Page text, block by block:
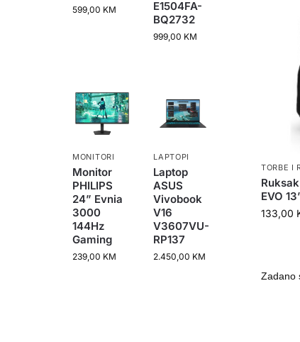
TORBE I
EVO
133,00
599,00 KM
E1504FA-
BQ2732
999,00 KM
MONITORI
Monitor
PHILIPS
24” Evnia
3000
144Hz
Gaming
239,00 KM
LAPTOPI
Laptop
ASUS
Vivobook
V16
V3607VU-
RP137
2.450,00 KM